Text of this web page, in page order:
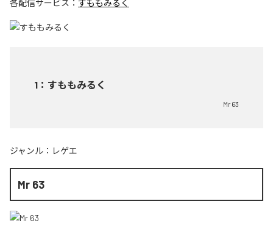
各配信サービス： すももみるく
1 ： すももみるく
Mr 63
ジャンル： レゲエ
Mr 63